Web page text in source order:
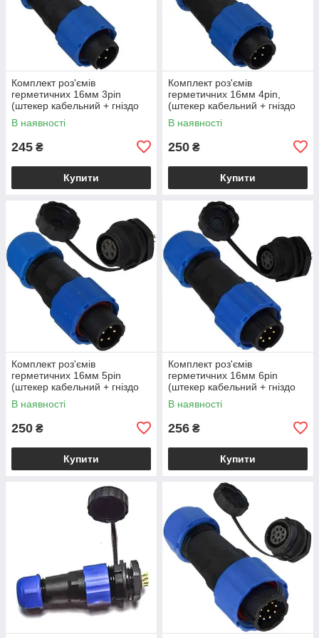
Комплект роз'ємів
герметичних 16мм 3pin
(штекер кабельний + гніздо
монтажне)
В наявності
245 ₴
Купити
Комплект роз'ємів
герметичних 16мм 4pin,
(штекер кабельний + гніздо
монтажне)
В наявності
250 ₴
Купити
Комплект роз'ємів
герметичних 16мм 5pin
(штекер кабельний + гніздо
монтажне)
В наявності
250 ₴
Купити
Комплект роз'ємів
герметичних 16мм 6pin
(штекер кабельний + гніздо
монтажне)
В наявності
256 ₴
Купити